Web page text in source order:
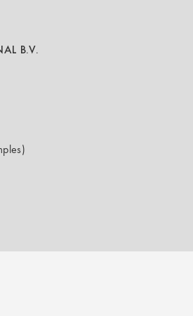
B.V.